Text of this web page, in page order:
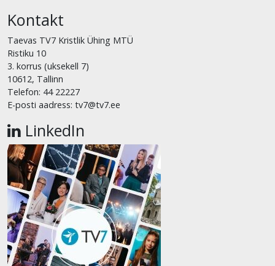
Kontakt
Taevas TV7 Kristlik Ühing MTÜ
Ristiku 10
3. korrus (uksekell 7)
10612, Tallinn
Telefon: 44 22227
E-posti aadress: tv7@tv7.ee
LinkedIn